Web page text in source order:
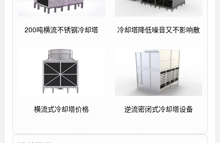
200吨横流不锈钢冷却塔 冷却塔降低噪音又不影响散
横流式冷却塔价格 逆流密闭式冷却塔设备